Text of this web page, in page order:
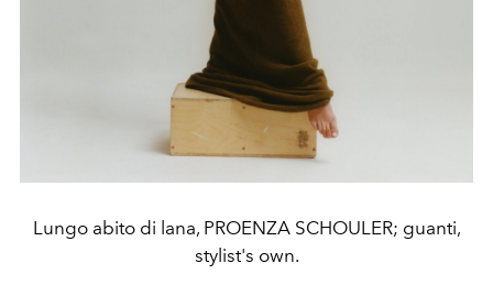
Lungo abito di lana, PROENZA SCHOULER; guanti,
stylist's own.